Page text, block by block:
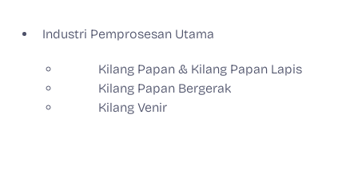
Industri Pemprosesan Utama
Kilang Papan & Kilang Papan Lapis
Kilang Papan Bergerak
Kilang Venir